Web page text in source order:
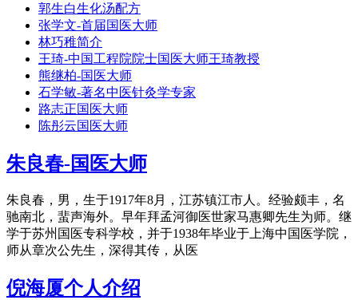
郭生白生化汤配方
张学文-首届国医大师
林巧稚简介
王琦-中国工程院院士国医大师王琦教授
熊继柏-国医大师
石学敏-著名中医针灸学专家
路志正国医大师
陈彤云国医大师
朱良春-国医大师
朱良春，男，生于1917年8月，江苏镇江市人。经验颇丰，名
驰南北，蜚声海外。早年拜孟河御医世家马惠卿先生为师。继
学于苏州国医专科学校，并于1938年毕业于上海中国医学院，
师从章次公先生，深得其传，从医
倪海厦个人介绍